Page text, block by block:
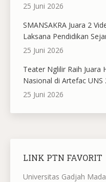
25 Juni 2026
SMANSAKRA Juara 2
Laksana Pendidikan
25 Juni 2026
Teater Nglilir Raih
Nasional di Artefac UNS
25 Juni 2026
LINK PTN FAVORIT
Universitas Gadjah Mada